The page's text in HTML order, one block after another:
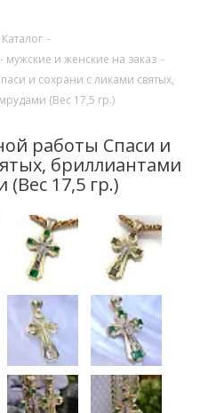
Каталог -
и женские на заказ -
и сохрани с ликами святых,
(Вес 17,5 гр.)
работы Спаси и
бриллиантами
17,5 гр.)